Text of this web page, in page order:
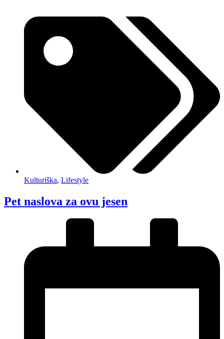
Kulturiška, Lifestyle
Pet naslova za ovu jesen